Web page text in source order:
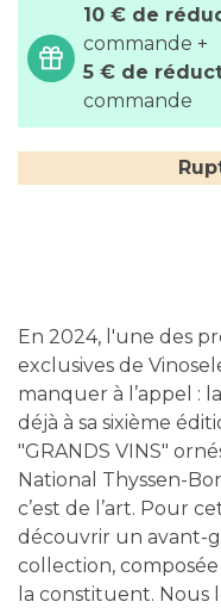
gallery
10 € de
commande +
5 € de
commande
En 2024, l'une des
exclusives de
manquer à l’appel :
déjà à sa sixième
"GRANDS VINS"
National Thyssen-
c’est de l’art. Pour
découvrir un avant-
collection,
la constituent. Nous